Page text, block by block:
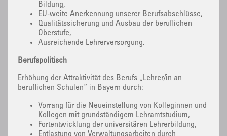
Bildung,
EU-weite Anerkennung unserer Berufsabschlüsse,
Qualitätssicherung und Ausbau der beruflichen
Oberstufe,
Ausreichende Lehrerversorgung.
Berufspolitisch
Erhöhung der Attraktivität des Berufs „Lehrer/in an
beruflichen Schulen“ in Bayern durch:
Vorrang für die Neueinstellung von Kolleginnen und
Kollegen mit grundständigem Lehramtstudium,
Fortentwicklung der universitären Lehrerbildung,